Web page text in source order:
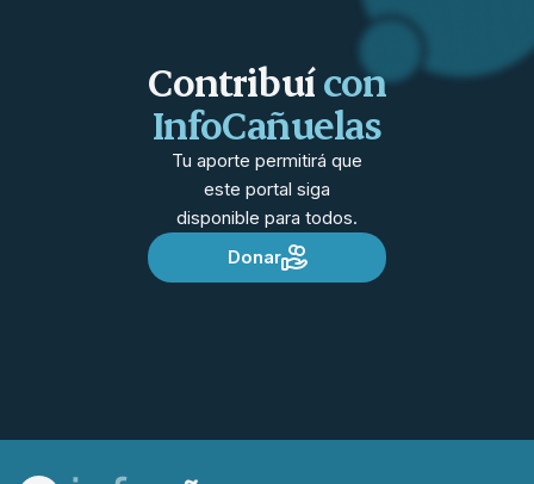
Contribuícon
InfoCañuelas
Tu aporte permitirá que
este portal siga
disponible para todos.
Donar